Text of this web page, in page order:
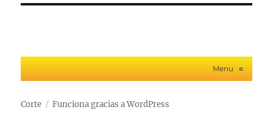
Menu ≡
Corte Funciona gracias a WordPress